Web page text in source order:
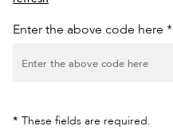
Enter the above code here *
* These fields are required.